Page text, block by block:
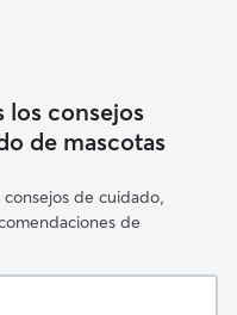
los consejos
de mascotas
de cuidado,
de